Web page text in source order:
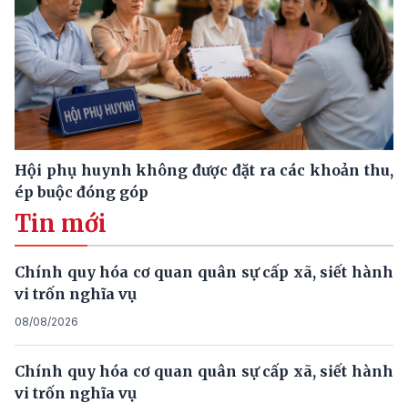
Hội phụ huynh không được đặt ra các khoản thu,
ép buộc đóng góp
Tin mới
Chính quy hóa cơ quan quân sự cấp xã, siết hành
vi trốn nghĩa vụ
08/08/2026
Chính quy hóa cơ quan quân sự cấp xã, siết hành
vi trốn nghĩa vụ